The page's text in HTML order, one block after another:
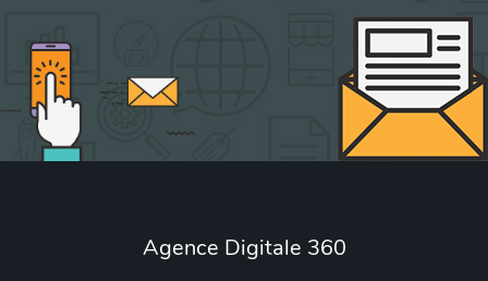
Agence Digitale 360